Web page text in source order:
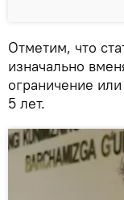
Отметим, что
изначально
ограничение
5 лет.